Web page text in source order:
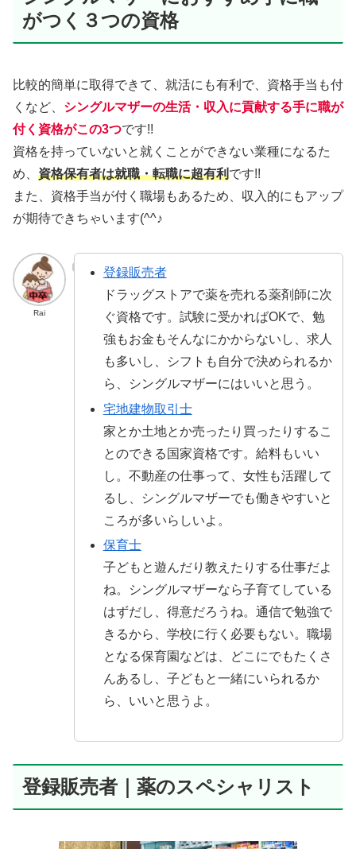
がつく３つの資格
比較的簡単に取得できて、就活にも有利で、資格手当も付
くなど、 シングルマザーの生活・収入に貢献する手に職が
付く資格がこの3つです!!
資格を持っていないと就くことができない業種になるた
め、 資格保有者は就職・転職に超有利です!!
また、資格手当が付く職場もあるため、収入的にもアップ
が期待できちゃいます(^^♪
Rai
登録販売者
ドラッグストアで薬を売れる薬剤師に次
ぐ資格です。試験に受かればOKで、勉
強もお金もそんなにかからないし、求人
も多いし、シフトも自分で決められるか
ら、シングルマザーにはいいと思う。
宅地建物取引士
家とか土地とか売ったり買ったりするこ
とのできる国家資格です。給料もいい
し。不動産の仕事って、女性も活躍して
るし、シングルマザーでも働きやすいと
ころが多いらしいよ。
保育士
子どもと遊んだり教えたりする仕事だよ
ね。シングルマザーなら子育てしている
はずだし、得意だろうね。通信で勉強で
きるから、学校に行く必要もない。職場
となる保育園などは、どこにでもたくさ
んあるし、子どもと一緒にいられるか
ら、いいと思うよ。
登録販売者｜薬のスペシャリスト